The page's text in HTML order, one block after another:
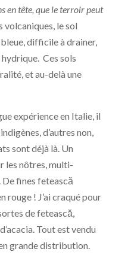
en tête, que le terroir peut
volcaniques, le sol
difficile à drainer,
Ces sols
et au-delà une
expérience en Italie, il
d’autres non,
sont déjà là. Un
les nôtres, multi-
De fines fetească
rouge ! J’ai craqué pour
de fetească,
Tout est vendu
grande distribution.